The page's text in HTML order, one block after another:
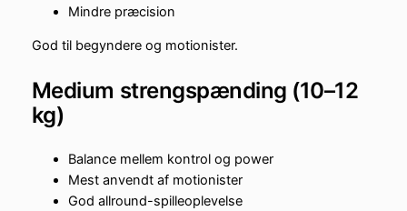
Mindre præcision
God til begyndere og motionister.
Medium strengspænding (10–12
kg)
Balance mellem kontrol og power
Mest anvendt af motionister
God allround-spilleoplevelse